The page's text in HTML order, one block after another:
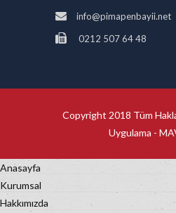
info@pimapenbayii.net
0212 507 64 48
Copyright 2018 Tüm
Uygulama -
Anasayfa
Kurumsal
Hakkımızda